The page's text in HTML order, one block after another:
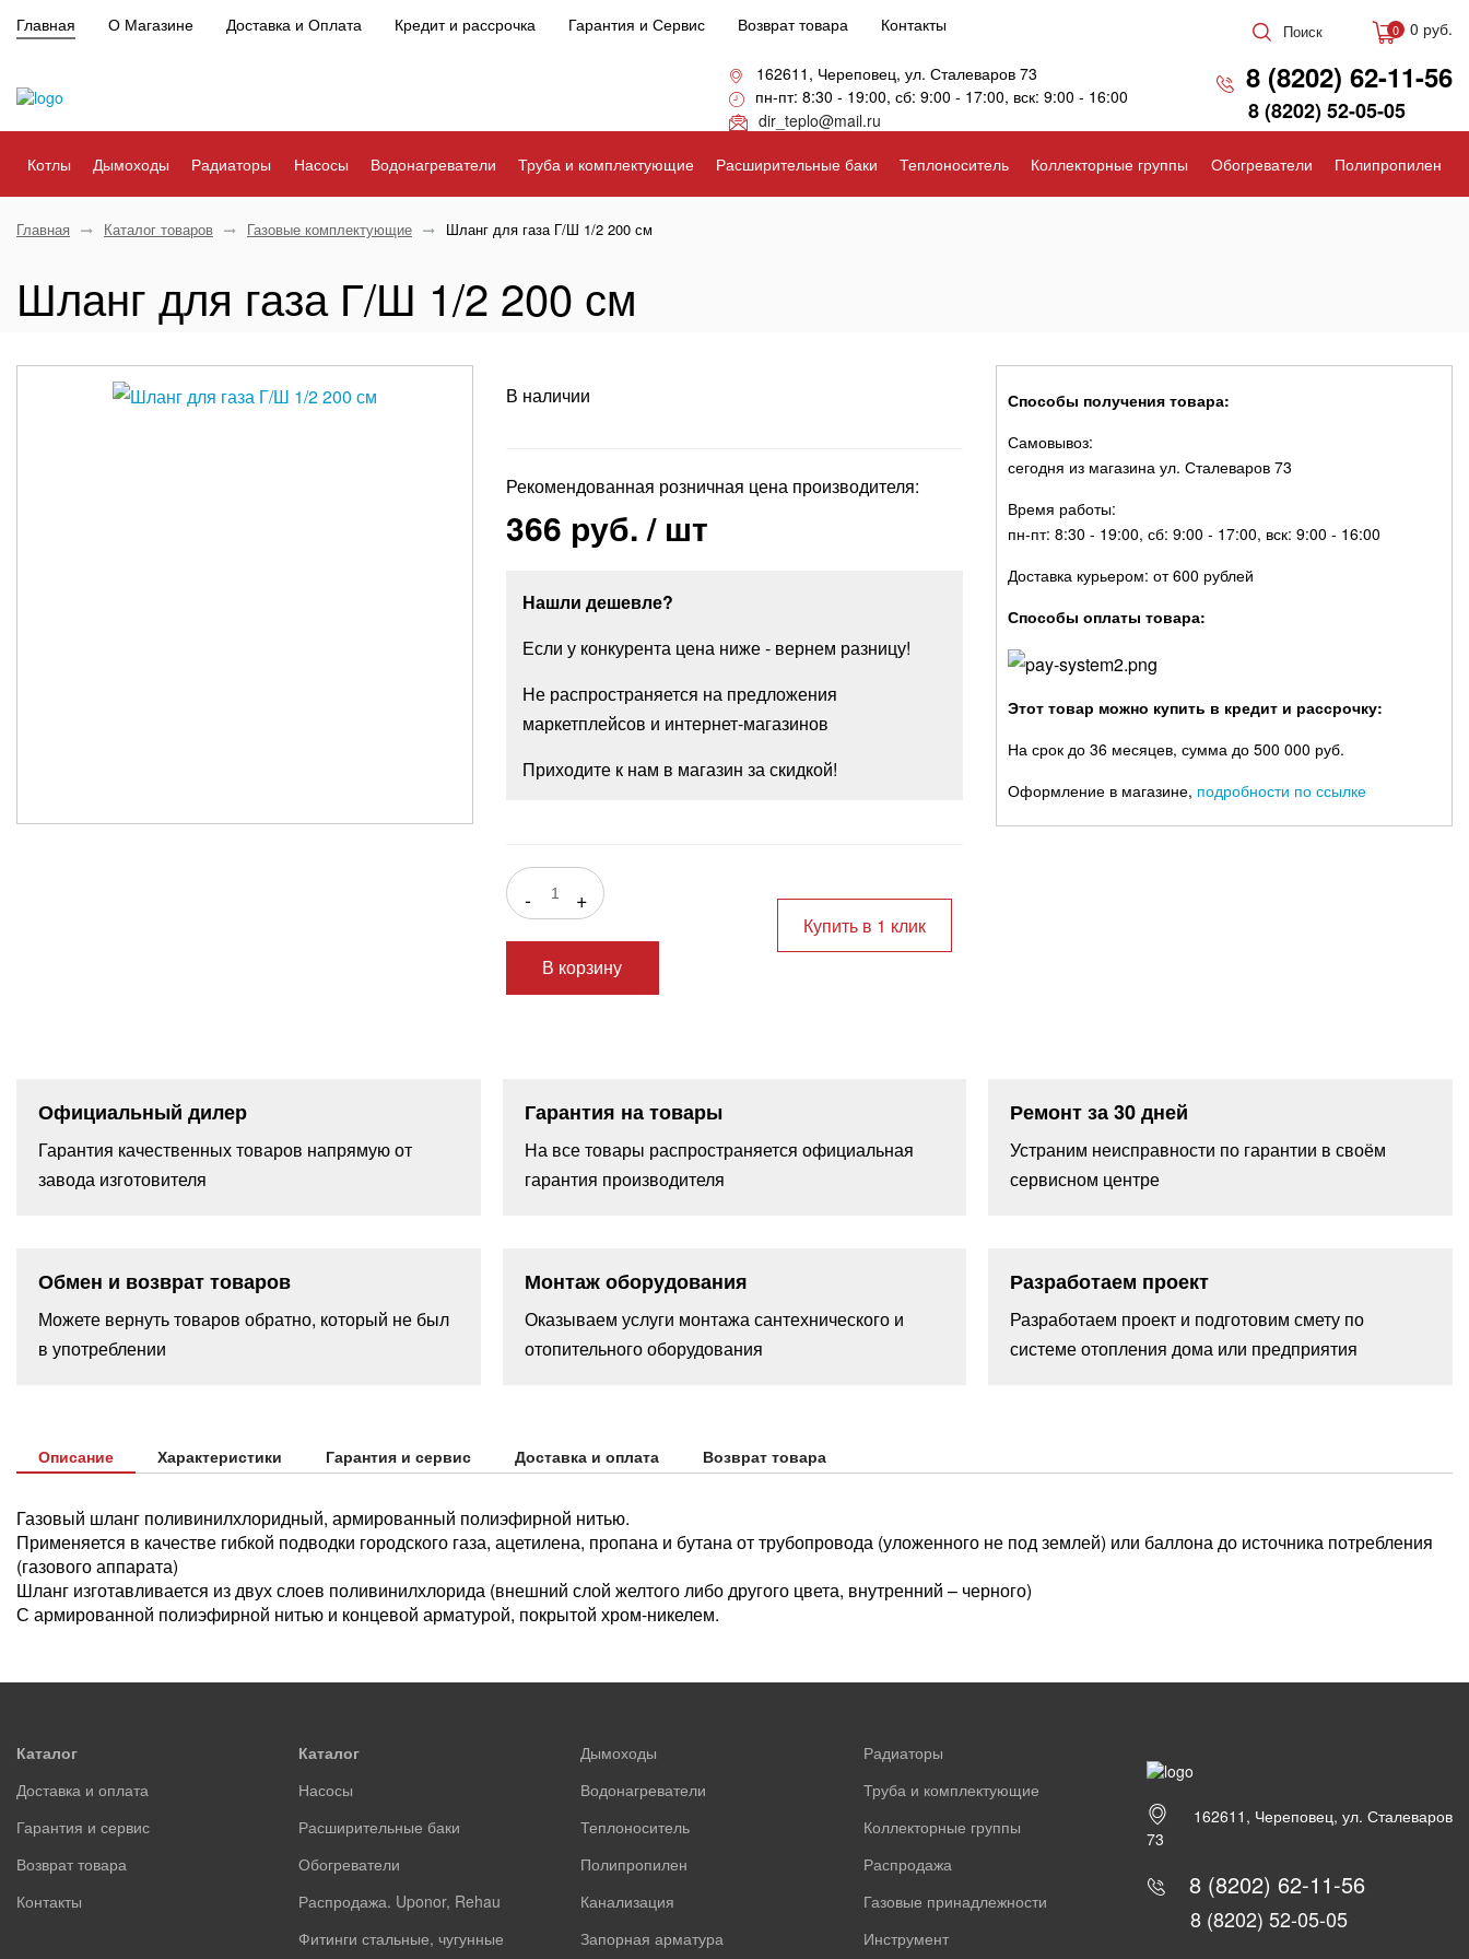
Главная О Магазине Доставка и Оплата Кредит и рассрочка Гарантия и Сервис Возврат товара Контакты Поиск 0 0 руб.
162611, Череповец, ул. Сталеваров 73
пн-пт: 8:30 - 19:00, сб: 9:00 - 17:00, вск: 9:00 - 16:00
dir_teplo@mail.ru
8 (8202) 62-11-56
8 (8202) 52-05-05
Котлы Дымоходы Радиаторы Насосы Водонагреватели Труба и комплектующие Расширительные баки Теплоноситель Коллекторные группы Обогреватели Полипропилен
Главная Каталог товаров Газовые комплектующие Шланг для газа Г/Ш 1/2 200 см
Шланг для газа Г/Ш 1/2 200 см
В наличии
Рекомендованная розничная цена производителя:
366 руб./ шт
Нашли дешевле?
Если у конкурента цена ниже - вернем разницу!
Не распространяется на предложения
маркетплейсов и интернет-магазинов
Приходите к нам в магазин за скидкой!
- +
В корзину
Купить в 1 клик
Способы получения товара:
Самовывоз:
сегодня из магазина ул. Сталеваров 73
Время работы:
пн-пт: 8:30 - 19:00, сб: 9:00 - 17:00, вск: 9:00 - 16:00
Доставка курьером: от 600 рублей
Способы оплаты товара:
Этот товар можно купить в кредит и рассрочку:
На срок до 36 месяцев, сумма до 500 000 руб.
Оформление в магазине, подробности по ссылке
Официальный дилер
Гарантия качественных товаров напрямую от
завода изготовителя
Гарантия на товары
На все товары распространяется официальная
гарантия производителя
Ремонт за 30 дней
Устраним неисправности по гарантии в своём
сервисном центре
Обмен и возврат товаров
Можете вернуть товаров обратно, который не был
в употреблении
Монтаж оборудования
Оказываем услуги монтажа сантехнического и
отопительного оборудования
Разработаем проект
Разработаем проект и подготовим смету по
системе отопления дома или предприятия
Описание Характеристики Гарантия и сервис Доставка и оплата Возврат товара
Газовый шланг поливинилхлоридный, армированный полиэфирной нитью.
Применяется в качестве гибкой подводки городского газа, ацетилена, пропана и бутана от трубопровода (уложенного не под землей) или баллона до источника потребления
(газового аппарата)
Шланг изготавливается из двух слоев поливинилхлорида (внешний слой желтого либо другого цвета, внутренний – черного)
С армированной полиэфирной нитью и концевой арматурой, покрытой хром-никелем.
Каталог
Доставка и оплата
Гарантия и сервис
Возврат товара
Контакты
Каталог Дымоходы
Радиаторы
Насосы
Водонагреватели
Труба и комплектующие
Расширительные баки
Теплоноситель
Коллекторные группы
Обогреватели
Полипропилен
Распродажа
Распродажа. Uponor, Rehau
Канализация
Газовые принадлежности
Фитинги стальные, чугунные
Запорная арматура Инструмент
162611, Череповец, ул. Сталеваров
73
8 (8202) 62-11-56
8 (8202) 52-05-05